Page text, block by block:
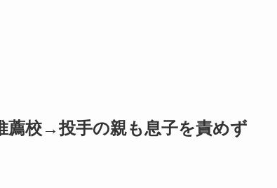
薦校→投手の親も息子を責めず